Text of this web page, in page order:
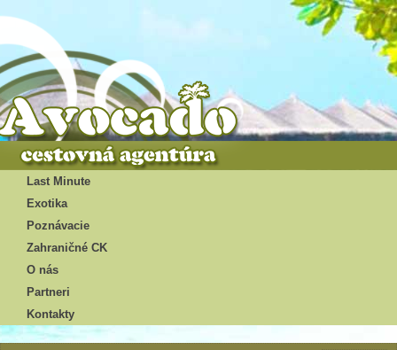
Last Minute
Exotika
Poznávacie
Zahraničné CK
O nás
Partneri
Kontakty